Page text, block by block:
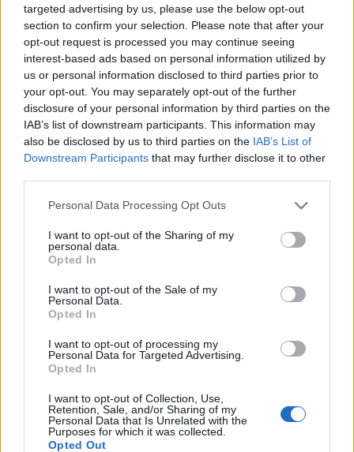
targeted advertising by us, please use the below opt-out
section to confirm your selection. Please note that after your
opt-out request is processed you may continue seeing
interest-based ads based on personal information utilized by
us or personal information disclosed to third parties prior to
your opt-out. You may separately opt-out of the further
disclosure of your personal information by third parties on the
IAB’s list of downstream participants. This information may
also be disclosed by us to third parties on the IAB’s List of
Downstream Participants that may further disclose it to other
Please note that this website/app uses one or more Google
not limited to your visit or usage behaviour. You may click to
grant or deny consent to Google and its third-party tags to
use your data for below specified purposes in below Google
consent section.
Personal Data Processing Opt Outs
I want to opt-out of the Sharing of my
personal data.
Opted In
I want to opt-out of the Sale of my
Personal Data.
Opted In
I want to opt-out of processing my
Personal Data for Targeted Advertising.
Opted In
I want to opt-out of Collection, Use,
Retention, Sale, and/or Sharing of my
Personal Data that Is Unrelated with the
Purposes for which it was collected.
Opted Out
Petrolio in calo: Brent a 88.9 dollari, ribassi diffusi tra le
materie prime
Andrea Innocenti · 6 Ago 2026
NEWS
Petrolio in calo: Brent a 91,82$, ribassi a due cifre per greggio
Andrea Innocenti · 5 Ago 2026